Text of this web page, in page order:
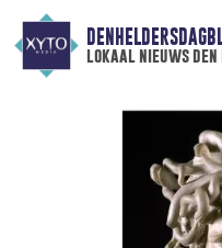
lokaal nieuws den